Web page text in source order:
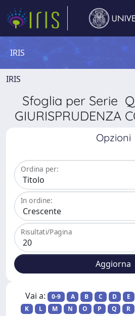
IRIS
IRIS
Sfoglia per Serie
GIURISPRUDENZA
Opzioni
Ordina per:
In ordine:
Risultati/Pagina
Vai a: 0-9 A B C D E
K
L M N O P Q R